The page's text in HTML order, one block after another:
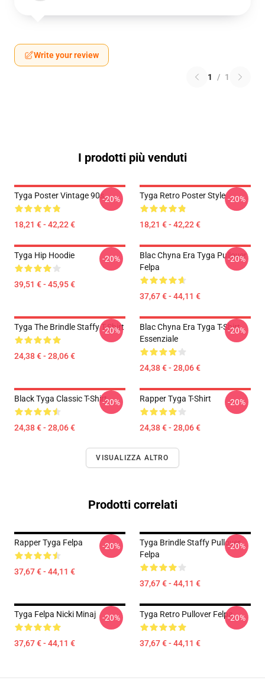
Write your review
1 / 1
I prodotti più venduti
Tyga Poster Vintage 90s
18,21 € - 42,22 €
-20% Tyga Retro Poster Style
18,21 € - 42,22 €
-20%
Tyga Hip Hoodie
39,51 € - 45,95 €
-20%
Blac Chyna Era Tyga Pullover
Felpa
37,67 € - 44,11 €
-20%
Tyga The Brindle Staffy T-Shirt
24,38 € - 28,06 €
-20%
Blac Chyna Era Tyga T-Shirt
Essenziale
24,38 € - 28,06 €
-20%
Black Tyga Classic T-Shirt
24,38 € - 28,06 €
-20% Rapper Tyga T-Shirt
24,38 € - 28,06 €
-20%
VISUALIZZA ALTRO
Prodotti correlati
Rapper Tyga Felpa
37,67 € - 44,11 €
-20%
Tyga Brindle Staffy Pullover
Felpa
37,67 € - 44,11 €
-20%
Tyga Felpa Nicki Minaj
37,67 € - 44,11 €
-20% Tyga Retro Pullover Felpa
37,67 € - 44,11 €
-20%